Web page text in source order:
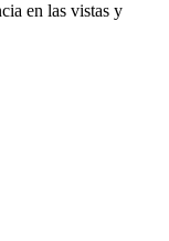
en las vistas y